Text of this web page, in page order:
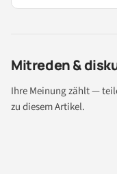
Mitreden &
Ihre Meinung zählt —
zu diesem Artikel.